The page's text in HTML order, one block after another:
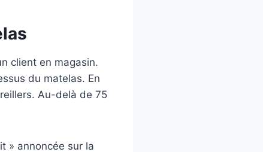
client en magasin.
du matelas. En
Au-delà de 75
» annoncée sur la